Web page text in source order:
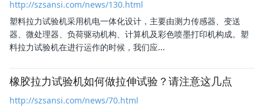
http://szsansi.com/news/130.html
塑料拉力试验机采用机电一体化设计，主要由测力传感器、变送
器、微处理器、负荷驱动机构、计算机及彩色喷墨打印机构成。 塑
料拉力试验机在进行运作的时候，我们应...
橡胶拉力试验机如何做拉伸试验？请注意这几点
http://szsansi.com/news/70.html